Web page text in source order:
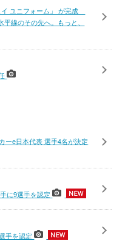
ユニフォーム」 が完成
線のその先へ。もっと、
ーe日本代表 選手4名が決定
に9選手を認定
手を認定